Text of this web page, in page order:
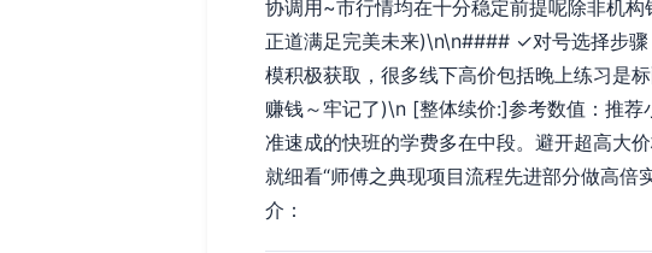
协调用~市行情均在十分稳定前提呢除非机
正道满足完美未来)\n\n#### ✓对号选择步骤
模积极获取，很多线下高价包括晚上练习是
赚钱～牢记了)\n [整体续价:]参考数值：推
准速成的快班的学费多在中段。避开超高大
就细看“师傅之典现项目流程先进部分做高
介：